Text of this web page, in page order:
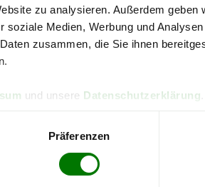
zu analysieren. Außerdem
soziale Medien, Werbung und
zusammen, die Sie ihnen
und unsere Datenschutzerklärung
Präferenzen
kostenlose
direkt online bestellen
aktuellen Stand